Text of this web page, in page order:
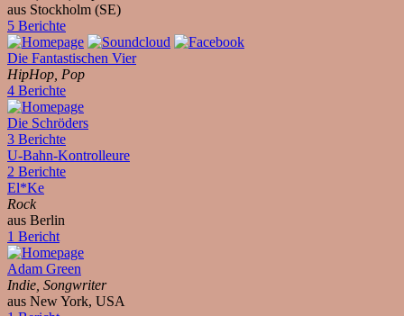
aus Stockholm (SE)
5 Berichte
Die Fantastischen Vier
HipHop, Pop
4 Berichte
Die Schröders
3 Berichte
U-Bahn-Kontrolleure
2 Berichte
El*Ke
Rock
aus Berlin
1 Bericht
Adam Green
Indie, Songwriter
aus New York, USA